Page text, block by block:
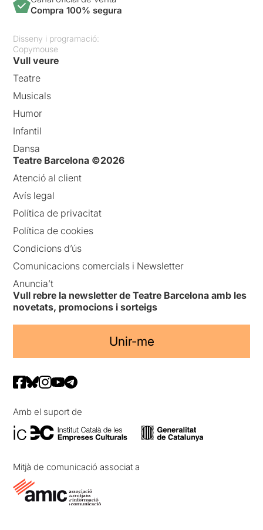
Compra 100% segura
Disseny i programació:
Copymouse
Vull veure
Teatre
Musicals
Humor
Infantil
Dansa
Teatre Barcelona ©2026
Atenció al client
Avís legal
Política de privacitat
Política de cookies
Condicions d’ús
Comunicacions comercials i Newsletter
Anuncia’t
Vull rebre la newsletter de Teatre Barcelona amb les
novetats, promocions i sorteigs
Unir-me
Amb el suport de
Mitjà de comunicació associat a